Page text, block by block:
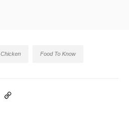
Chicken Food To Know